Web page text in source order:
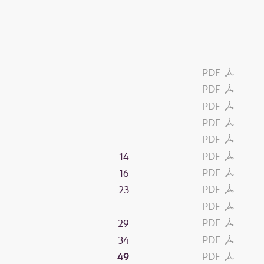
PDF
PDF
PDF
PDF
PDF
PDF
14
PDF
16
PDF
23
PDF
PDF
29
PDF
34
PDF
49